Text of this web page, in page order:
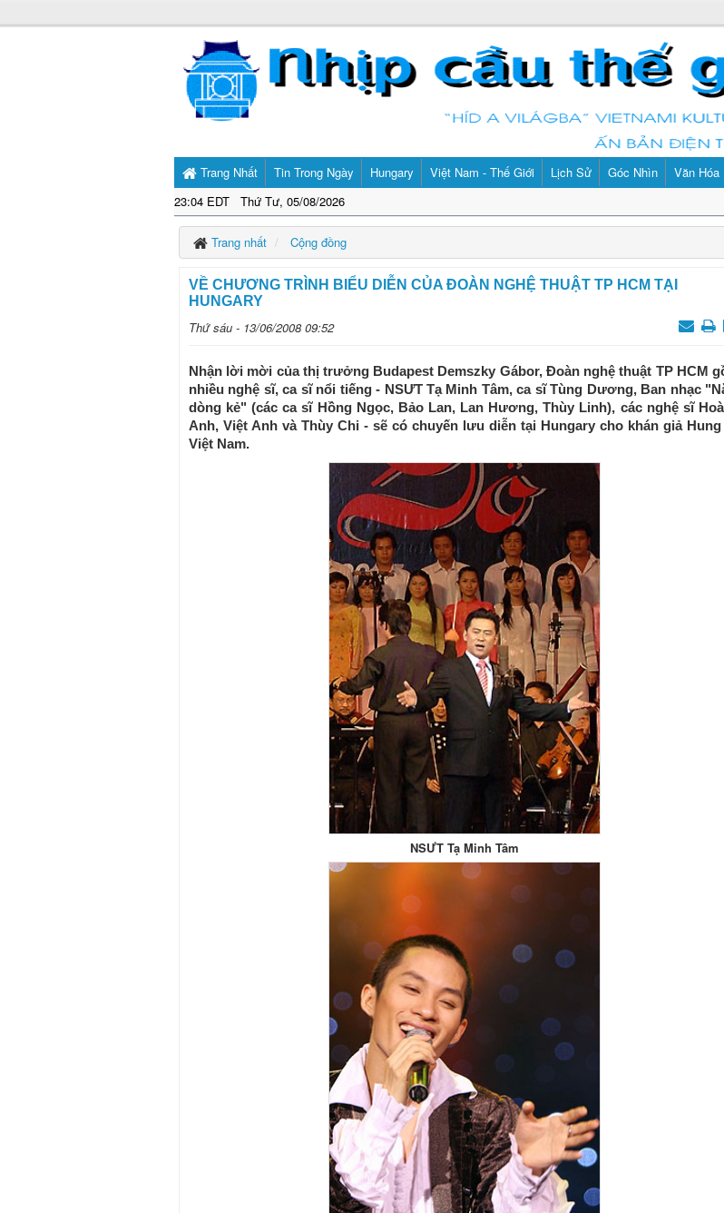
Trang Nhất
23:04 EDT Thứ Tư, 05/08/2026
Tin Trong Ngày Hungary Việt Nam - Thế Giới Lịch Sử Góc Nhìn Văn Hóa
Trang nhất Cộng đồng
VỀ CHƯƠNG TRÌNH BIỂU DIỄN CỦA ĐOÀN NGHỆ THUẬT TP HCM TẠI
HUNGARY
Thứ sáu - 13/06/2008 09:52
Nhận lời mời của thị trưởng Budapest Demszky Gábor, Đoàn nghệ thuật TP HCM
nhiều nghệ sĩ, ca sĩ nổi tiếng - NSƯT Tạ Minh Tâm, ca sĩ Tùng Dương, Ban nhạc
dòng kẻ" (các ca sĩ Hồng Ngọc, Bảo Lan, Lan Hương, Thùy Linh), các nghệ sĩ
Anh, Việt Anh và Thùy Chi - sẽ có chuyến lưu diễn tại Hungary cho khán giả Hung
Việt Nam.
NSƯT Tạ Minh Tâm